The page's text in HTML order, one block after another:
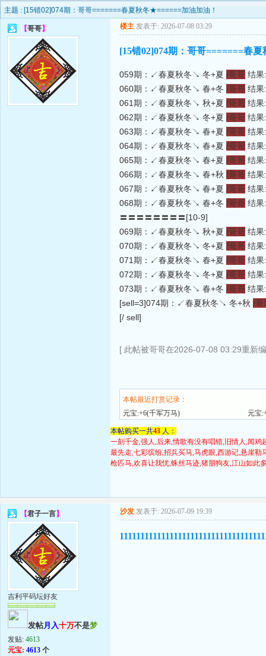
主题 : [15错02]074期：哥哥=======春夏秋冬★======加油加油！
【哥哥】 楼主 发表于: 2026-07-08 03:29
[15错02]074期：哥哥=======春
059期：↙春夏秋冬↘ 冬+夏 /哥哥 结
060期：↙春夏秋冬↘ 春+冬 /哥哥 结
061期：↙春夏秋冬↘ 秋+夏 /哥哥 结
062期：↙春夏秋冬↘ 冬+夏 /哥哥 结
063期：↙春夏秋冬↘ 春+夏 /哥哥 结
064期：↙春夏秋冬↘ 春+夏 /哥哥 结
065期：↙春夏秋冬↘ 春+夏 /哥哥 结
066期：↙春夏秋冬↘ 春+秋 /哥哥 结
067期：↙春夏秋冬↘ 春+夏 /哥哥 结
068期：↙春夏秋冬↘ 春+冬 /哥哥 结
〓〓〓〓〓〓〓〓[10-9]
069期：↙春夏秋冬↘ 秋+夏 /哥哥 结
070期：↙春夏秋冬↘ 冬+夏 /哥哥 结
071期：↙春夏秋冬↘ 春+夏 /哥哥 结
072期：↙春夏秋冬↘ 冬+夏 /哥哥 结
073期：↙春夏秋冬↘ 春+冬 /哥哥 结
[sell=3]074期：↙春夏秋冬↘ 冬+秋 /哥
[/ sell]
[ 此帖被哥哥在2026-07-08 03:29重新
本帖最近打赏记录：
元宝:+6(千军万马)
元宝
本帖购买一共43 人：
一刻千金,强人,后来,情歌有没有唱错,旧情人,闻
最先走,七彩缤纷,招兵买马,马虎眼,西游记,悬崖
枪匹马,欢喜让我忧,蛛丝马迹,猪朋狗友,江山如此
【君子一言】
吉利平码坛好友
发帖月入十万不是梦
发贴: 4613
元宝: 4613 个
沙发 发表于: 2026-07-09 19:39